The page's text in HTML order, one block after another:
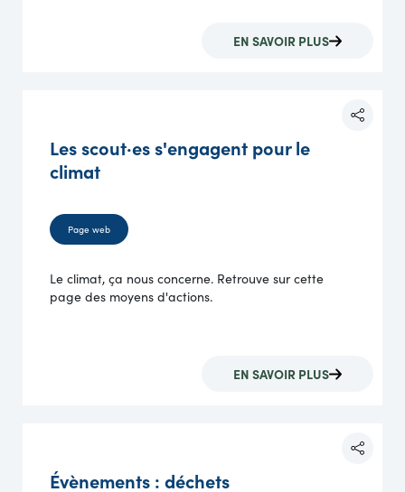
EN SAVOIR PLUS
Les scout·es s'engagent pour le
climat
Page web
Le climat, ça nous concerne. Retrouve sur cette
page des moyens d'actions.
EN SAVOIR PLUS
Évènements : déchets